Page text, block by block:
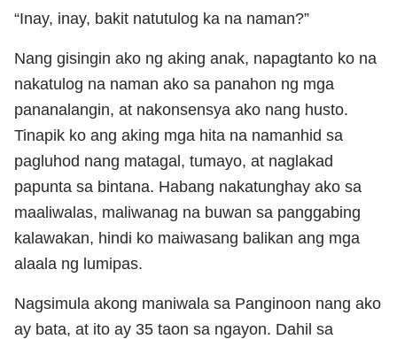
“Inay, inay, bakit natutulog ka na naman?”
Nang gisingin ako ng aking anak, napagtanto ko na
nakatulog na naman ako sa panahon ng mga
pananalangin, at nakonsensya ako nang husto.
Tinapik ko ang aking mga hita na namanhid sa
pagluhod nang matagal, tumayo, at naglakad
papunta sa bintana. Habang nakatunghay ako sa
maaliwalas, maliwanag na buwan sa panggabing
kalawakan, hindi ko maiwasang balikan ang mga
alaala ng lumipas.
Nagsimula akong maniwala sa Panginoon nang ako
ay bata, at ito ay 35 taon sa ngayon. Dahil sa